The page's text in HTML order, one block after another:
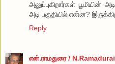
அனுப்புகிறார்கள் பூமியின்
அடி பகுதியில் என்ன?
Reply
என்.ராமதுரை / N.Ramadurai